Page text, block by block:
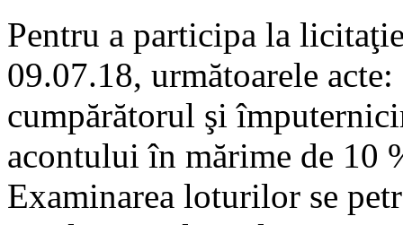
Pentru a participa la
09.07.18, următoarele
cumpărătorul şi
acontului în mărime de 10
Examinarea loturilor se